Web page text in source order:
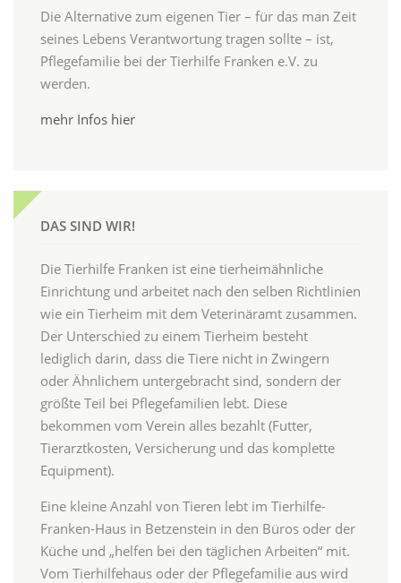
Die Alternative zum eigenen Tier – für das man Zeit
seines Lebens Verantwortung tragen sollte – ist,
Pflegefamilie bei der Tierhilfe Franken e.V. zu
werden.
mehr Infos hier
DAS SIND WIR!
Die Tierhilfe Franken ist eine tierheimähnliche
Einrichtung und arbeitet nach den selben Richtlinien
wie ein Tierheim mit dem Veterinäramt zusammen.
Der Unterschied zu einem Tierheim besteht
lediglich darin, dass die Tiere nicht in Zwingern
oder Ähnlichem untergebracht sind, sondern der
größte Teil bei Pflegefamilien lebt. Diese
bekommen vom Verein alles bezahlt (Futter,
Tierarztkosten, Versicherung und das komplette
Equipment).
Eine kleine Anzahl von Tieren lebt im Tierhilfe-
Franken-Haus in Betzenstein in den Büros oder der
Küche und „helfen bei den täglichen Arbeiten“ mit.
Vom Tierhilfehaus oder der Pflegefamilie aus wird